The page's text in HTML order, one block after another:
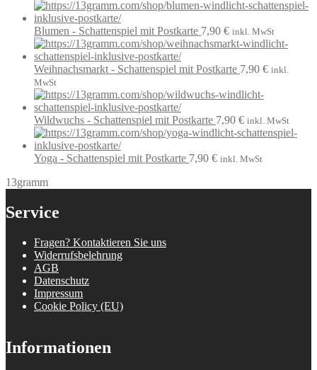
Blumen - Schattenspiel mit Postkarte 7,90 € inkl. MwSt
Weihnachsmarkt - Schattenspiel mit Postkarte 7,90 € inkl.
MwSt
Wildwuchs - Schattenspiel mit Postkarte 7,90 € inkl. MwSt
Yoga - Schattenspiel mit Postkarte 7,90 € inkl. MwSt
13gramm
Service
Fragen? Kontaktieren Sie uns
Widerrufsbelehrung
AGB
Datenschutz
Impressum
Cookie Policy (EU)
Informationen